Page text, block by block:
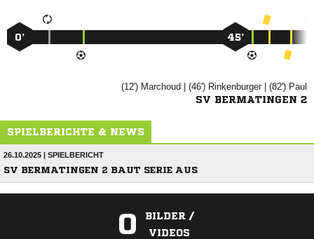
0’ 45’
(12')  | (46') | (82') 
SV BERMATINGEN 2
SPIELBERICHTE & NEWS
26.10.2025 | SPIELBERICHT
SV BERMATINGEN 2 BAUT SERIE AUS
0
BILDER /
VIDEOS